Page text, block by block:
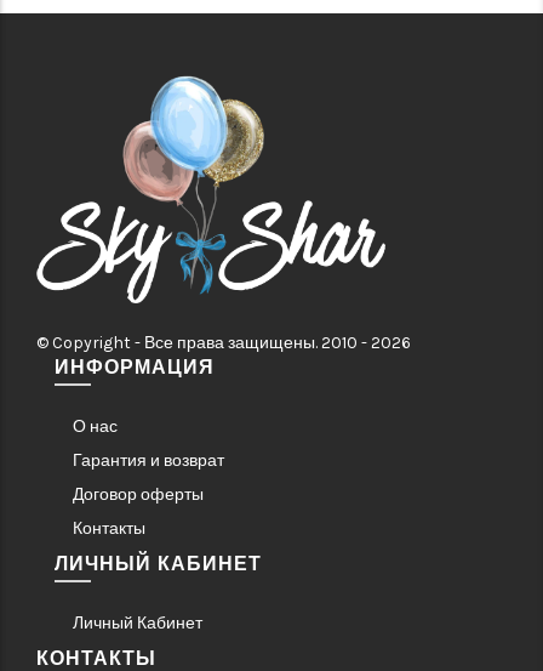
© Copyright - Все права защищены. 2010 - 2026
ИНФОРМАЦИЯ
О нас
Гарантия и возврат
Договор оферты
Контакты
ЛИЧНЫЙ КАБИНЕТ
Личный Кабинет
КОНТАКТЫ